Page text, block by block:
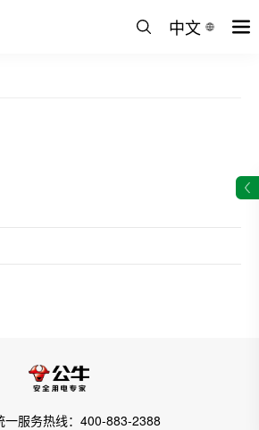
中文
一服务热线：400-883-2388